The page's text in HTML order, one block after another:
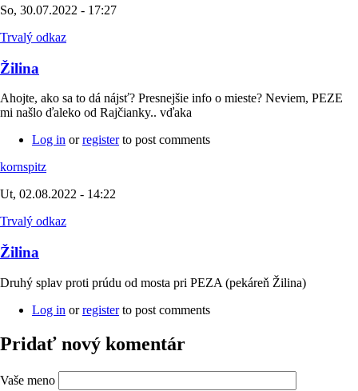
So, 30.07.2022 - 17:27
Trvalý odkaz
Žilina
Ahojte, ako sa to dá nájsť? Presnejšie info o mieste? Neviem, PEZE
mi našlo ďaleko od Rajčianky.. vďaka
Log in orregisterto post comments
kornspitz
Ut, 02.08.2022 - 14:22
Trvalý odkaz
Žilina
Druhý splav proti prúdu od mosta pri PEZA (pekáreň Žilina)
Log in orregisterto post comments
Pridať nový komentár
Vaše meno